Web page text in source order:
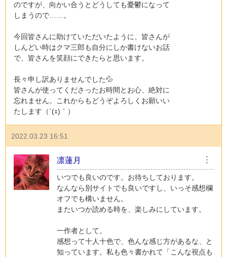
のですが、向かい合うとどうしても憂鬱になって
しまうので……。
今回皆さんに助けていただいたように、皆さんが
しんどい時はクマ三郎も自分にしか書けないお話
で、皆さんを笑顔にできたらと思います。
長々申し訳ありませんでした💦
皆さんが使ってくださったお時間とお心、絶対に
忘れません。これからもどうぞよろしくお願いい
たします（´(ｪ)｀）
2022.03.23 16:51
凛蓮月 ︙
いつでも良いのです。お待ちしております。
なんなら別サイトでも良いですし、いっそ感想欄
オフでも構いません。
またいつか読める時を、楽しみにしています。
一作者として。
感想って十人十色で、色んな感じ方があるな、と
知っています。私も色々書かれて「こんな視点も